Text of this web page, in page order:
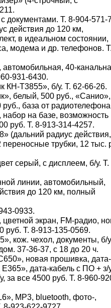
документами. Т. 8-904-571-
действия до 120 км,
в идеальном состоянии,
модема и др. телефонов.
40-
931-6430.
КH-Т3855», б/у. Т. 62-66-26.
белый, 500 руб.,
база от радиотелефона
на базе, возможность
руб. Т. 8-913-314-4257.
(дальний радиус
трубки, 12 тыс.
серый, с дисплеем, б/у. Т.
линии, автомобильный,
до 120 км, полный
0933.
экран, FM-радио,
руб. Т. 8-913-135-0569.
кож. чехол, документы, б/
37-36-37, с 18 до 20 ч.
новая прошивка, дата-
дата-кабель с ПО + з/
за все 4500 руб. Т. 8-960-
МР3, bluetooth, фото-,